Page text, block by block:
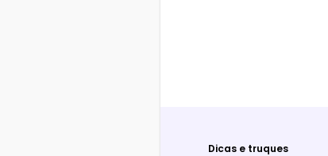
Dicas e truques